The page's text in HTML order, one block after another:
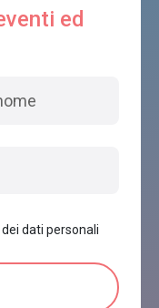
ed
dati personali